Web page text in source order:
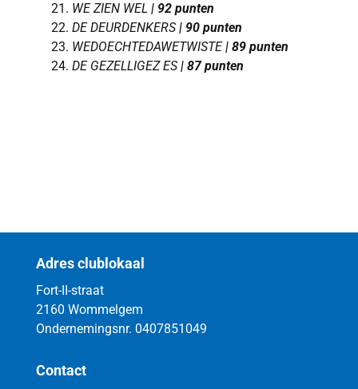
WE ZIEN WEL | 92 punten
DE DEURDENKERS| 90 punten
WEDOECHTEDAWETWISTE| 89 punten
DE GEZELLIGEZ ES| 87 punten
Adres clublokaal
Fort-II-straat
2160 Wommelgem
Ondernemingsnr. 0407851049
Contact